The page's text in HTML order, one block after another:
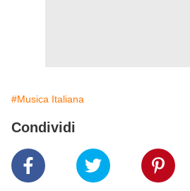
#Musica Italiana
Condividi